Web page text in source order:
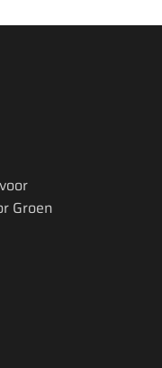
Groen